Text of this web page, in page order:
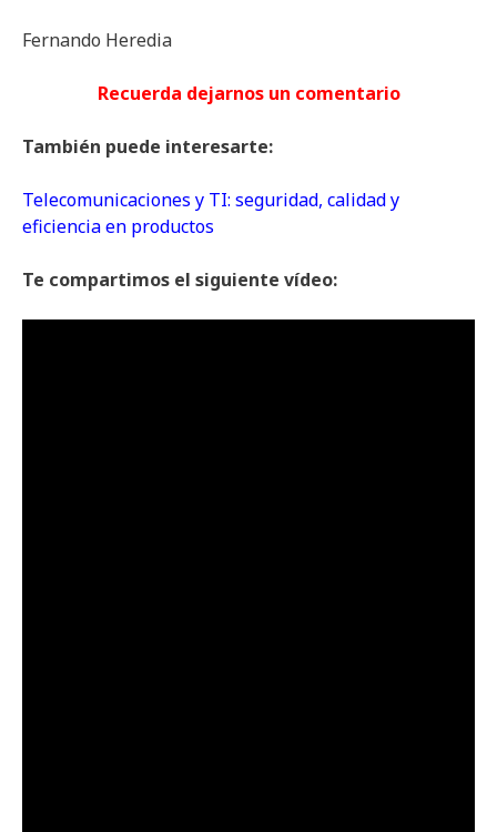
Fernando Heredia
Recuerda dejarnos un comentario
También puede interesarte:
Telecomunicaciones y TI: seguridad, calidad y
eficiencia en productos
Te compartimos el siguiente vídeo: